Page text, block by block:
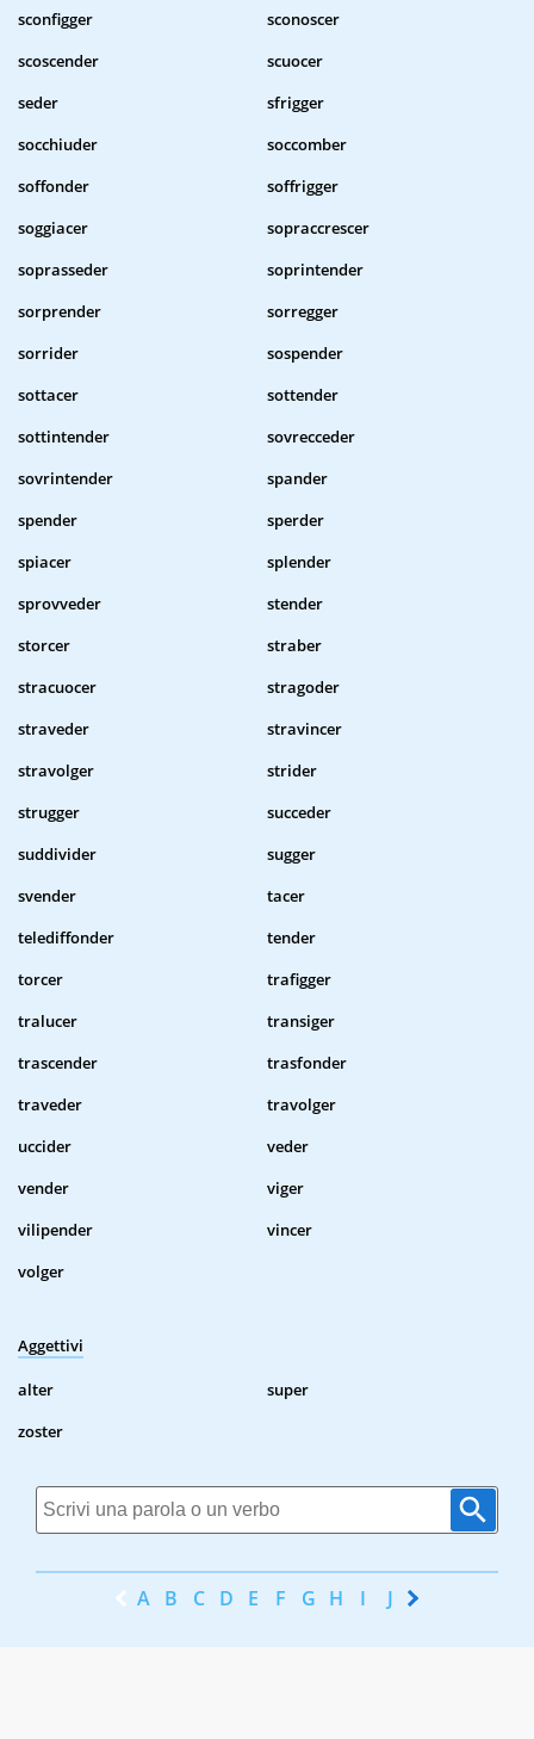
sconfigger
sconoscer
scoscender
scuocer
seder
sfrigger
socchiuder
soccomber
soffonder
soffrigger
soggiacer
sopraccrescer
soprasseder
soprintender
sorprender
sorregger
sorrider
sospender
sottacer
sottender
sottintender
sovrecceder
sovrintender
spander
spender
sperder
spiacer
splender
sprovveder
stender
storcer
straber
stracuocer
stragoder
straveder
stravincer
stravolger
strider
strugger
succeder
suddivider
sugger
svender
tacer
telediffonder
tender
torcer
trafigger
tralucer
transiger
trascender
trasfonder
traveder
travolger
uccider
veder
vender
viger
vilipender
vincer
volger
Aggettivi
alter
super
zoster
A B C D E F G H I J K